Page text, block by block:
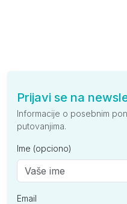
Prijavi se na
Informacije o posebnim
putovanjima.
Ime (opciono)
Email